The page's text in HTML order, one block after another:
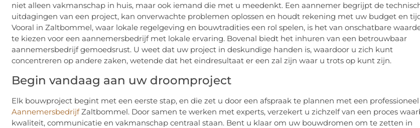
niet alleen vakmanschap in huis, maar ook iemand die met u meedenkt. Een aannemer begrijpt de
uitdagingen van een project, kan onverwachte problemen oplossen en houdt rekening met uw budget en
Vooral in Zaltbommel, waar lokale regelgeving en bouwtradities een rol spelen, is het van onschatbare
te kiezen voor een aannemersbedrijf met lokale ervaring. Bovenal biedt het inhuren van een betrouwbaar
aannemersbedrijf gemoedsrust. U weet dat uw project in deskundige handen is, waardoor u zich kunt
concentreren op andere zaken, wetende dat het eindresultaat er een zal zijn waar u trots op kunt zijn.
Begin vandaag aan uw droomproject
Elk bouwproject begint met een eerste stap, en die zet u door een afspraak te plannen met een professioneel
AannemersbedrijfZaltbommel. Door samen te werken met experts, verzekert u zichzelf van een proces
kwaliteit, communicatie en vakmanschap centraal staan. Bent u klaar om uw bouwdromen om te zetten in